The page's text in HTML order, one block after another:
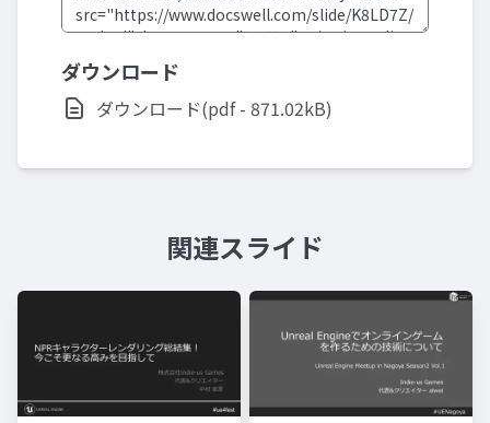
ダウンロード
ダウンロード(pdf - 871.02kB)
関連スライド